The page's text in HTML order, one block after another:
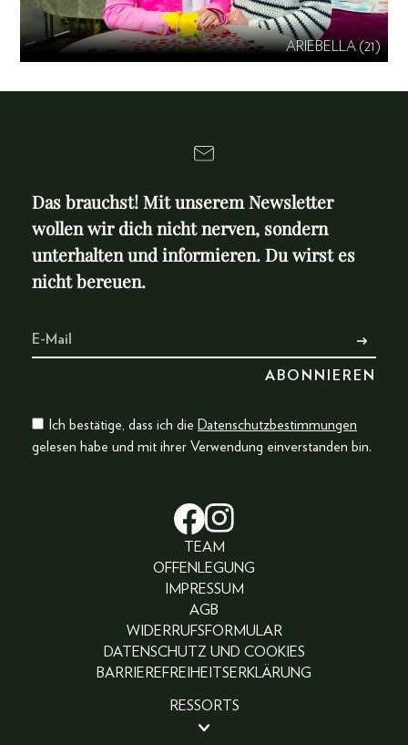
ARIEBELLA (21)
Das brauchst! Mit unserem Newsletter
wollen wir dich nicht nerven, sondern
unterhalten und informieren. Du wirst es
nicht bereuen.
Ich bestätige, dass ich die Datenschutzbestimmungen
gelesen habe und mit ihrer Verwendung einverstanden bin.
TEAM
OFFENLEGUNG
IMPRESSUM
AGB
WIDERRUFSFORMULAR
DATENSCHUTZ UND COOKIES
BARRIEREFREIHEITSERKLÄRUNG
RESSORTS